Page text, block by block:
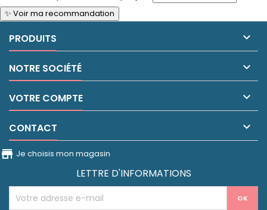
✨ Voir ma recommandation
PRODUITS 
NOTRE SOCIÉTÉ 
VOTRE COMPTE 
CONTACT

store_front
Je choisis mon magasin
LETTRE D'INFORMATIONS